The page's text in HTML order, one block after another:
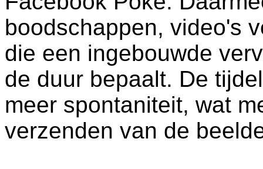
boodschappen, video's
die een ingebouwde
de duur bepaalt. De
meer spontaniteit, wat
verzenden van de